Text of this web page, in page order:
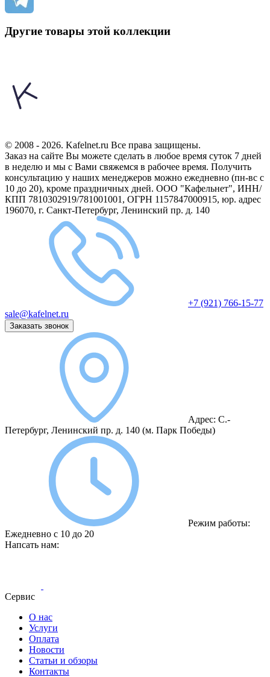
Другие товары этой коллекции
© 2008 - 2026. Kafelnet.ru Все права защищены.
Заказ на сайте Вы можете сделать в любое время суток 7 дней
в неделю и мы с Вами свяжемся в рабочее время. Получить
консультацию у наших менеджеров можно ежедневно (пн-вс с
10 до 20), кроме праздничных дней. ООО "Кафельнет", ИНН/
КПП 7810302919/781001001, ОГРН 1157847000915, юр. адрес
196070, г. Санкт-Петербург, Ленинский пр. д. 140
+7 (921) 766-15-77
sale@kafelnet.ru
Заказать звонок
Адрес: С.-
Петербург, Ленинский пр. д. 140 (м. Парк Победы)
Режим работы:
Ежедневно с 10 до 20
Напсать нам:
Сервис
О нас
Услуги
Оплата
Новости
Статьи и обзоры
Контакты